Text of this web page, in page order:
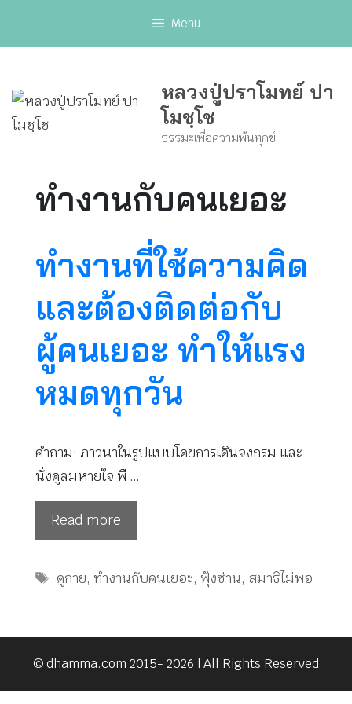
Menu
หลวงปู่ปราโมทย์ ปา
โมชฺโช
ธรรมะเพื่อความพ้นทุกข์
ทำงานกับคนเยอะ
ทำงานที่ใช้ความคิด
และต้องติดต่อกับ
ผู้คนเยอะ ทำให้แรง
หมดทุกวัน
คำถาม: ภาวนาในรูปแบบโดยการเดินจงกรม และ
นั่งดูลมหายใจ พื …
Read more
Tags
ดูกาย, ทำงานกับคนเยอะ, ฟุ้งซ่าน, สมาธิไม่พอ
© dhamma.com 2015- 2026 | All Rights Reserved